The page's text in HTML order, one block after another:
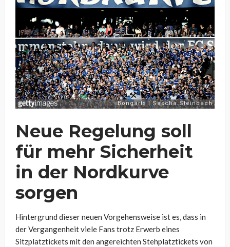
Neue Regelung soll
für mehr Sicherheit
in der Nordkurve
sorgen
Hintergrund dieser neuen Vorgehensweise ist es, dass in
der Vergangenheit viele Fans trotz Erwerb eines
Sitzplatztickets mit den angereichten Stehplatztickets von